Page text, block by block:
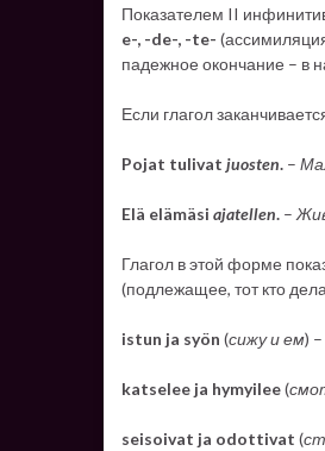
Показателем II
e-, -de-, -te-
падежное окончание – в
Если глагол
Pojat tulivat juosten. –
Elä elämäsi ajatellen. –
Глагол в этой форме
(подлежащее, тот кто
istun ja syön (сижу и ем) –
katselee ja hymyilee(
seisoivat ja odottivat (